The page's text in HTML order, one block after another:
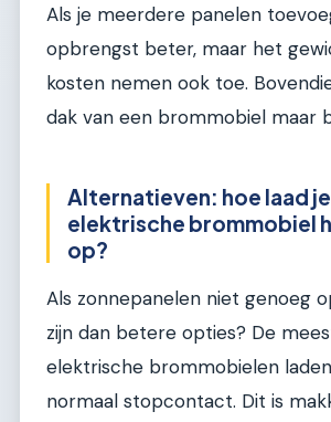
Als je meerdere panelen
opbrengst beter, maar het
kosten nemen ook toe.
dak van een brommobiel maar
Alternatieven: hoe laad
elektrische brommobiel
op?
Als zonnepanelen niet genoeg
zijn dan betere opties? De
elektrische brommobielen
normaal stopcontact. Dit is